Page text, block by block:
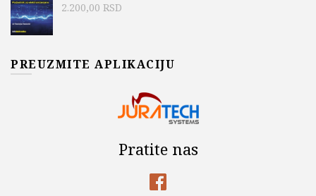
2.200,00 RSD
PREUZMITE APLIKACIJU
Pratite nas